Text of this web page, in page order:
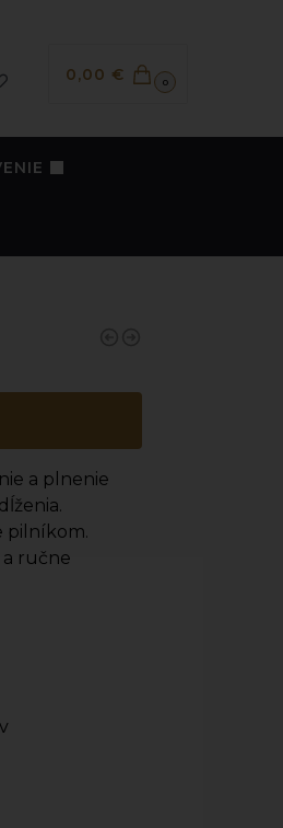
0,00 € 0
a plnenie
pilníkom.
a ručne